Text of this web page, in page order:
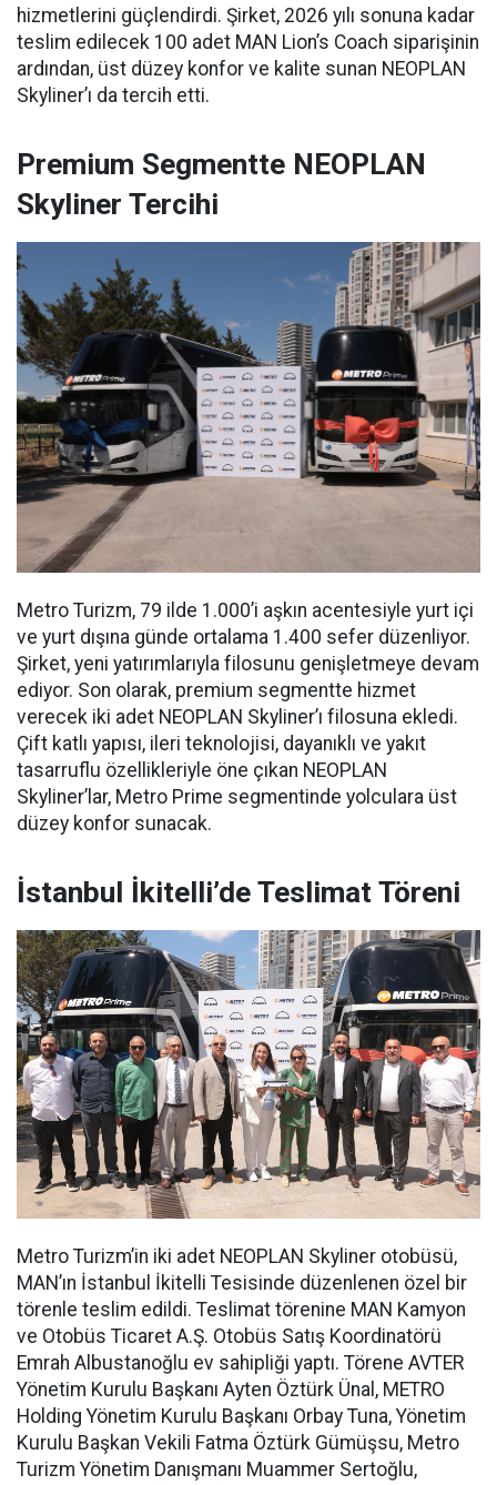
hizmetlerini güçlendirdi. Şirket, 2026 yılı sonuna kadar
teslim edilecek 100 adet MAN Lion’s Coach siparişinin
ardından, üst düzey konfor ve kalite sunan NEOPLAN
Skyliner’ı da tercih etti.
Premium Segmentte NEOPLAN
Skyliner Tercihi
Metro Turizm, 79 ilde 1.000’i aşkın acentesiyle yurt içi
ve yurt dışına günde ortalama 1.400 sefer düzenliyor.
Şirket, yeni yatırımlarıyla filosunu genişletmeye devam
ediyor. Son olarak, premium segmentte hizmet
verecek iki adet NEOPLAN Skyliner’ı filosuna ekledi.
Çift katlı yapısı, ileri teknolojisi, dayanıklı ve yakıt
tasarruflu özellikleriyle öne çıkan NEOPLAN
Skyliner’lar, Metro Prime segmentinde yolculara üst
düzey konfor sunacak.
İstanbul İkitelli’de Teslimat Töreni
Metro Turizm’in iki adet NEOPLAN Skyliner otobüsü,
MAN’ın İstanbul İkitelli Tesisinde düzenlenen özel bir
törenle teslim edildi. Teslimat törenine MAN Kamyon
ve Otobüs Ticaret A.Ş. Otobüs Satış Koordinatörü
Emrah Albustanoğlu ev sahipliği yaptı. Törene AVTER
Yönetim Kurulu Başkanı Ayten Öztürk Ünal, METRO
Holding Yönetim Kurulu Başkanı Orbay Tuna, Yönetim
Kurulu Başkan Vekili Fatma Öztürk Gümüşsu, Metro
Turizm Yönetim Danışmanı Muammer Sertoğlu,